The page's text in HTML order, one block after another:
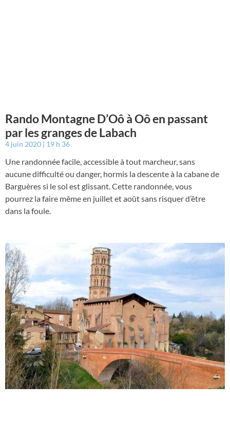
Rando Montagne D’Oô à Oô en passant
par les granges de Labach
4 juin 2020 19 h 36
Une randonnée facile, accessible à tout marcheur, sans
aucune difficulté ou danger, hormis la descente à la cabane de
Barguères si le sol est glissant. Cette randonnée, vous
pourrez la faire même en juillet et août sans risquer d’être
dans la foule.